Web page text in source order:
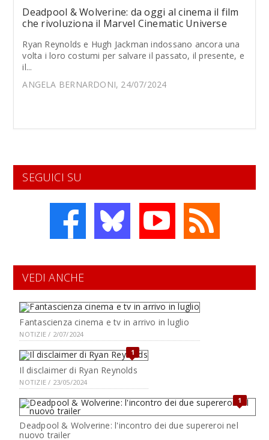
Deadpool & Wolverine: da oggi al cinema il film
che rivoluziona il Marvel Cinematic Universe
Ryan Reynolds e Hugh Jackman indossano ancora una
volta i loro costumi per salvare il passato, il presente, e
il...
ANGELA BERNARDONI, 24/07/2024
SEGUICI SU
VEDI ANCHE
Fantascienza cinema e tv in arrivo in luglio
NOTIZIE / 2/07/2024
1
Il disclaimer di Ryan Reynolds
NOTIZIE / 23/05/2024
1
Deadpool & Wolverine: l'incontro dei due supereroi nel
nuovo trailer